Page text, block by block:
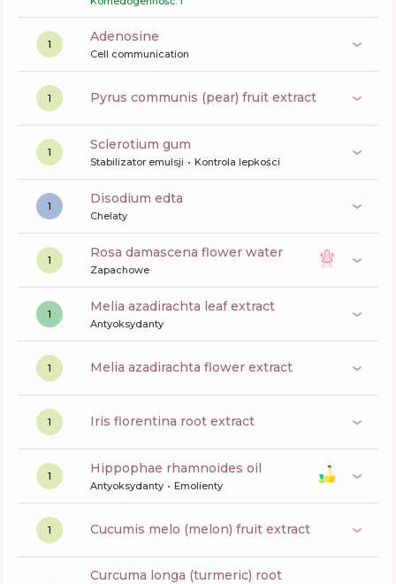
1 Adenosine
Cell communication
1 pyrus communis (pear) fruit extract
1 sclerotium gum
Stabilizator emulsji Kontrola lepkości
1 disodium edta
Chelaty
1 rosa damascena flower water
Zapachowe
1 melia azadirachta leaf extract
Antyoksydanty
1 melia azadirachta flower extract
1 iris florentina root extract
1 hippophae rhamnoides oil
Antyoksydanty Emolienty
1 cucumis melo (melon) fruit extract
curcuma longa (turmeric) root